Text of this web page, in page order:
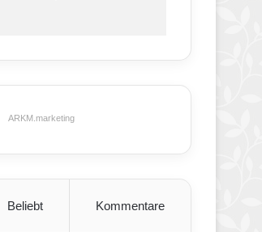
ARKM.marketing
Beliebt Kommentare